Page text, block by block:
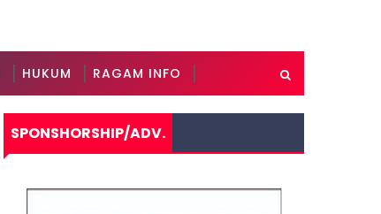
HUKUM RAGAM INFO
SPONSHORSHIP/ADV.